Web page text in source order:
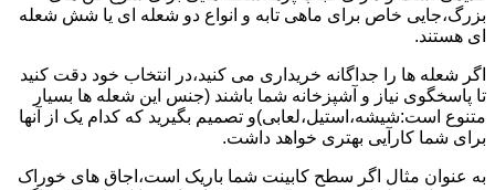
بزرگ،جایی خاص برای ماهی تابه و انواع دو شعله ای یا شش شعله
ای هستند.
اگر شعله ها را جداگانه خریداری می کنید،در انتخاب خود دقت کنید
تا پاسخگوی نیاز و آشپزخانه شما باشند (جنس این شعله ها بسیار
متنوع است:شیشه،استیل،لعابی)و تصمیم بگیرید که کدام یک از آنها
برای شما کارآیی بهتری خواهد داشت.
به عنوان مثال اگر سطح کابینت شما باریک است،اجاق های خوراک